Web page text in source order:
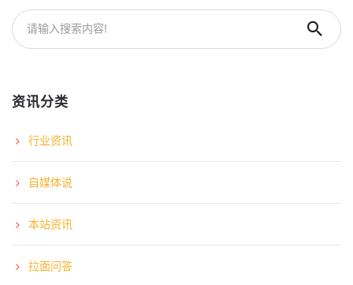
资讯分类
行业资讯
自媒体说
本站资讯
拉面问答